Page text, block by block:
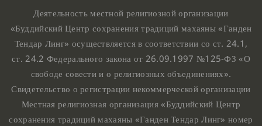
Деятельность местной религиозной организации
«Буддийский Центр сохранения традиций махаяны «Ганден
Тендар Линг» осуществляется в соответствии со ст. 24.1,
ст. 24.2 Федерального закона от 26.09.1997 №125-ФЗ «О
свободе совести и о религиозных объединениях».
Свидетельство о регистрации некоммерческой организации
Местная религиозная организация «Буддийский Центр
сохранения традиций махаяны «Ганден Тендар Линг» номер